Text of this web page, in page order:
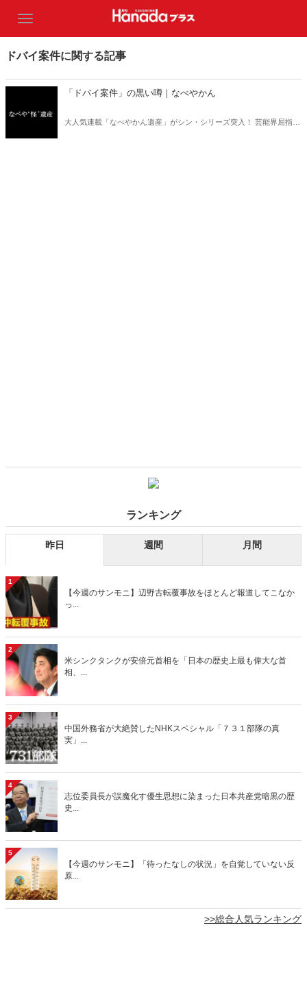
ドバイ案件に関する記事
「ドバイ案件」の黒い噂｜なべやかん
大人気連載「なべやかん遺産」がシン・シリーズ突入！ 芸能界屈指の
ランキング
昨日 週間 月間
1
【今週のサンモニ】辺野古転覆事故をほとんど報道してこなか
っ...
2
米シンクタンクが安倍元首相を「日本の歴史上最も偉大な首
相、...
3
中国外務省が大絶賛したNHKスペシャル「７３１部隊の真
実」...
4
志位委員長が誤魔化す優生思想に染まった日本共産党暗黒の歴
史...
5
【今週のサンモニ】「待ったなしの状況」を自覚していない反
原...
>>総合人気ランキング